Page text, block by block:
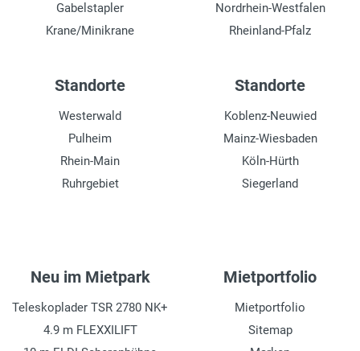
Gabelstapler
Krane/Minikrane
Nordrhein-Westfalen
Rheinland-Pfalz
Standorte
Westerwald
Pulheim
Rhein-Main
Ruhrgebiet
Standorte
Koblenz-Neuwied
Mainz-Wiesbaden
Köln-Hürth
Siegerland
Neu im Mietpark
Teleskoplader TSR 2780 NK+
4.9 m FLEXXILIFT
Mietportfolio
Mietportfolio
Sitemap